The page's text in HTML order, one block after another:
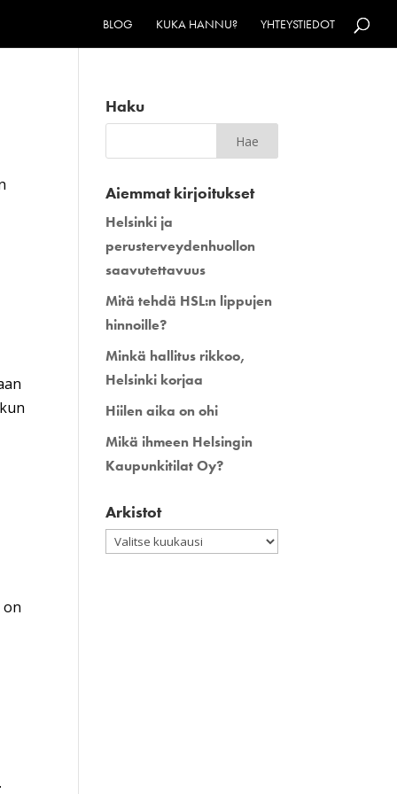
BLOG KUKA HANNU? YHTEYSTIEDOT
on
Haku
Aiemmat kirjoitukset
Helsinki ja
perusterveydenhuollon
saavutettavuus
Mitä tehdä HSL:n lippujen
hinnoille?
Minkä hallitus rikkoo,
Helsinki korjaa
Hiilen aika on ohi
Mikä ihmeen Helsingin
Kaupunkitilat Oy?
Arkistot
Arkistot